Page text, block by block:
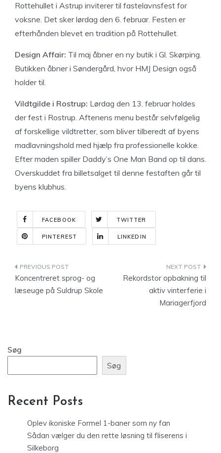
Rottehullet i Astrup inviterer til fastelavnsfest for
voksne. Det sker lørdag den 6. februar. Festen er
efterhånden blevet en tradition på Rottehullet.
Design Affair: Til maj åbner en ny butik i Gl. Skørping.
Butikken åbner i Søndergård, hvor HMJ Design også
holder til.
Vildtgilde i Rostrup: Lørdag den 13. februar holdes
der fest i Rostrup. Aftenens menu består selvfølgelig
af forskellige vildtretter, som bliver tilberedt af byens
madlavningshold med hjælp fra professionelle kokke.
Efter maden spiller Daddy’s One Man Band op til dans.
Overskuddet fra billetsalget til denne festaften går til
byens klubhus.
FACEBOOK TWITTER
PINTEREST LINKEDIN
Indlægsnavigation
Koncentreret sprog- og
læseuge på Suldrup Skole
Rekordstor opbakning til
aktiv vinterferie i
Mariagerfjord
Søg
Søg
Recent Posts
Oplev ikoniske Formel 1-baner som ny fan
Sådan vælger du den rette løsning til fliserens i
Silkeborg